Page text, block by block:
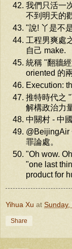
我們只活一
不到明天的
"說! 丫是不
工程男爽處
自己 make.
統稱 "翻牆
oriented 的
Execution:
推特時代之
解構政治力
中關村 - 中
@BeijingAir
罪論處。
"Oh wow.
"one last
product for
Yihua Xu at
Share